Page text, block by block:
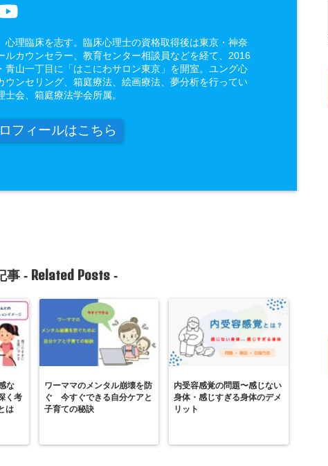
心理臨床を志す。臨床心理士の資格取得後は東京・神奈
ルカウンセラー、教育センター相談員などを経て、2016
青山一丁目に「はこにわサロン東京」を開室。ユング心
ウンセリング、箱庭療法、絵画療法、夢分析を行ってい
士会、箱庭療法学会所属。
フィールはこちら
事 - Related Posts-
な
く考
は
ワーママのメンタル崩壊を防
ぐ 今すぐできる自分ケアと
子育ての秘訣
内受容感覚の問題〜感じない
身体・感じすぎる身体のデメ
リット